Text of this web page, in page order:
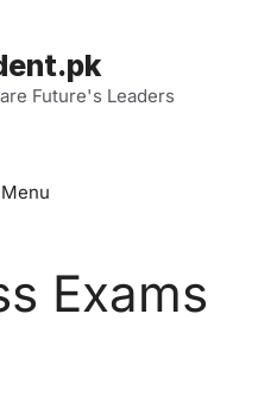
Future's Leaders
Menu
Exams